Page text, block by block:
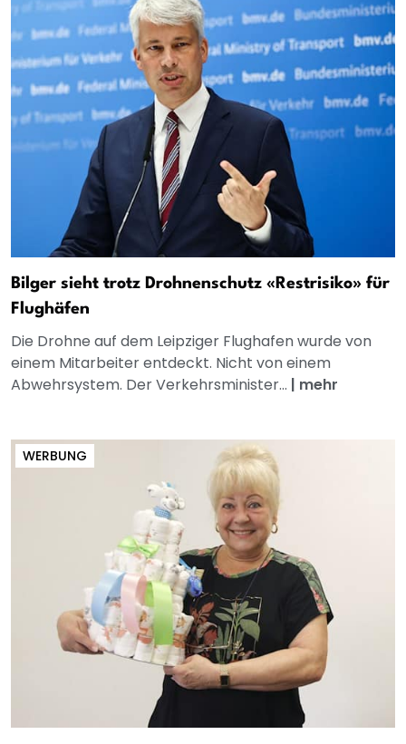
Bilger sieht trotz Drohnenschutz «Restrisiko» für
Flughäfen
Die Drohne auf dem Leipziger Flughafen wurde von
einem Mitarbeiter entdeckt. Nicht von einem
Abwehrsystem. Der Verkehrsminister... | mehr
WERBUNG